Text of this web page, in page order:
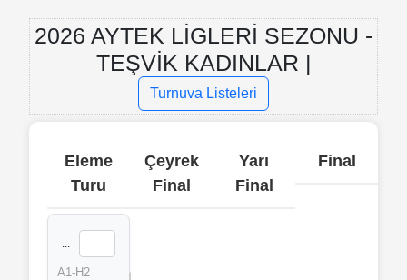
2026 AYTEK LİGLERİ SEZONU -
TEŞVİK KADINLAR |
Turnuva Listeleri
Eleme
Turu
...
A1-H2
Çeyrek
Final
Yarı
Final
Final